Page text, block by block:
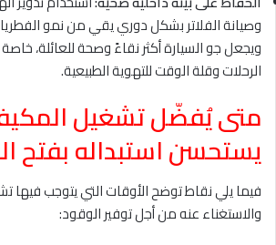
وصيانة الفلاتر بشكل دوري يقي من نمو
ويجعل جو السيارة أكثر نقاءً وصحة للعائلة،
الرحلات وقلة الوقت للتهوية الطبيعية.
متى يُفضّل تشغيل
يستحسن استبداله بفتح
فيما يلي نقاط توضح الأوقات التي يتوجب فيها
والاستغناء عنه من أجل توفير الوقود: